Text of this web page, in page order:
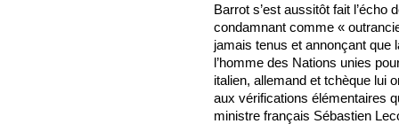
Barrot s’est aussitôt fait l’écho
condamnant comme «
jamais tenus et annonçant que
l’homme des Nations unies
italien, allemand et tchèque lui
aux vérifications élémentaires
ministre français Sébastien